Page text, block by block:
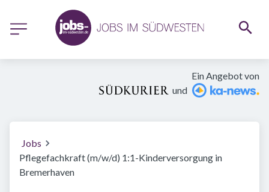
Ein Angebot von
und
Jobs
Pflegefachkraft (m/w/d) 1:1-Kinderversorgung in
Bremerhaven